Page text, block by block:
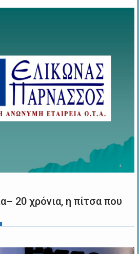
20 χρόνια, η πίτσα που